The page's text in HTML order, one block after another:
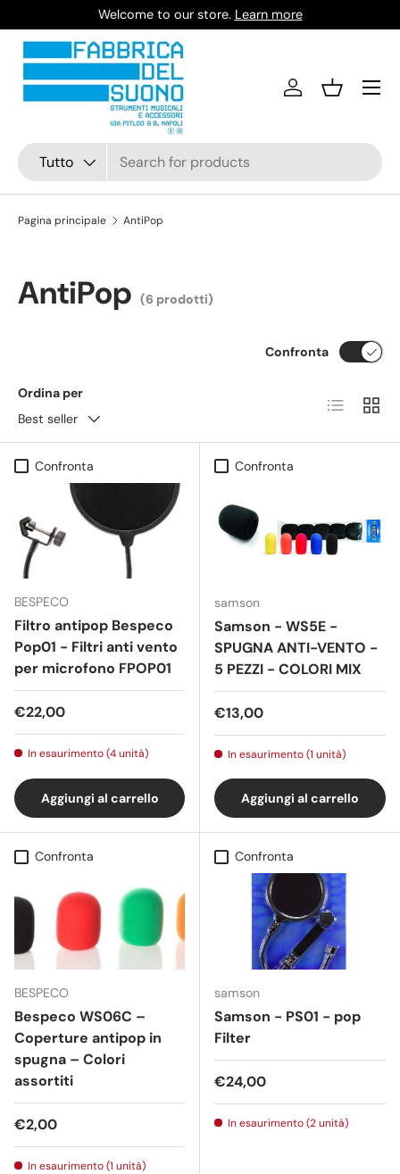
Passa ai contenuti
Welcome to our store. Learn more
Cerca
Tipo prodotto
Tutto
AccediCestino
Pagina principale AntiPop
AntiPop (6 prodotti)
Ordina per
Best seller
Confronta
Elenco
Confronta
BESPECO
Filtro antipop Bespeco
Pop01 - Filtri anti vento
per microfono FPOP01
Prezzo normale
€22,00
In esaurimento (4 unità)
Aggiungi al carrello
Confronta
samson
Samson - WS5E -
SPUGNA ANTI-VENTO -
5 PEZZI - COLORI MIX
Prezzo normale
€13,00
In esaurimento (1 unità)
Aggiungi al carrello
Confronta
BESPECO
Bespeco WS06C –
Coperture antipop in
spugna – Colori
assortiti
Prezzo normale
€2,00
In esaurimento (1 unità)
Confronta
samson
Samson - PS01 - pop
Filter
Prezzo normale
€24,00
In esaurimento (2 unità)